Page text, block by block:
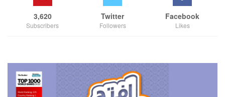
Facebook
Likes
Twitter
Followers
3,620
Subscribers